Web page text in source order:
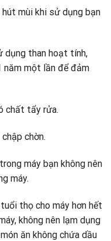
mùi khi sử dụng bạn
dụng than hoạt tính,
năm một lần để đảm
chất tẩy rửa.
chờn.
máy bạn không nên
máy.
thọ cho máy hơn hết
không nên lạm dụng
ăn không chứa dầu